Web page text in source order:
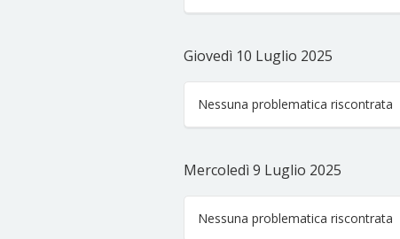
Giovedì 10 Luglio 2025
Nessuna problematica riscontrata
Mercoledì 9 Luglio 2025
Nessuna problematica riscontrata